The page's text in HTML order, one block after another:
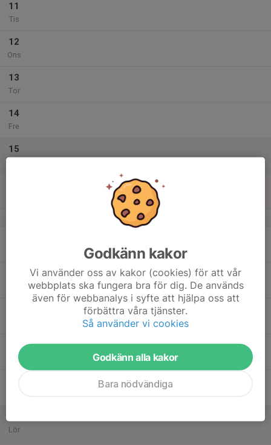
11
Tis
12
Ons
13
Tor
14
Fre
15
v.34
Tor
Lör
Godkänn kakor
Vi använder oss av kakor (cookies) för att vår
webbplats ska fungera bra för dig. De används
även för webbanalys i syfte att hjälpa oss att
förbättra våra tjänster.
Så använder vi cookies
Godkänn alla kakor
Bara nödvändiga